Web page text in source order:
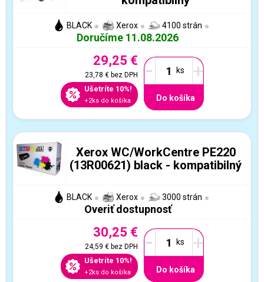
BLACK Xerox 4100 strán
Doručíme 11.08.2026
29,25 €
23,78 €bez DPH
Ušetríte 10%!
+2ks do košíka
- +
Do košíka
Xerox WC/WorkCentre PE220
(13R00621) black - kompatibilný
BLACK Xerox 3000 strán
Overiť dostupnosť
30,25 €
24,59 €bez DPH
Ušetríte 10%!
+2ks do košíka
- +
Do košíka